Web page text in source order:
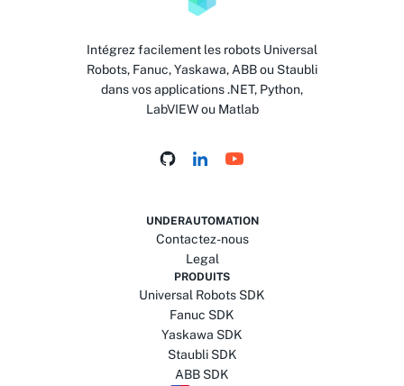
Intégrez facilement les robots Universal
Robots, Fanuc, Yaskawa, ABB ou Staubli
dans vos applications .NET, Python,
LabVIEW ou Matlab
UNDERAUTOMATION
Contactez-nous
Legal
PRODUITS
Universal Robots SDK
Fanuc SDK
Yaskawa SDK
Staubli SDK
ABB SDK